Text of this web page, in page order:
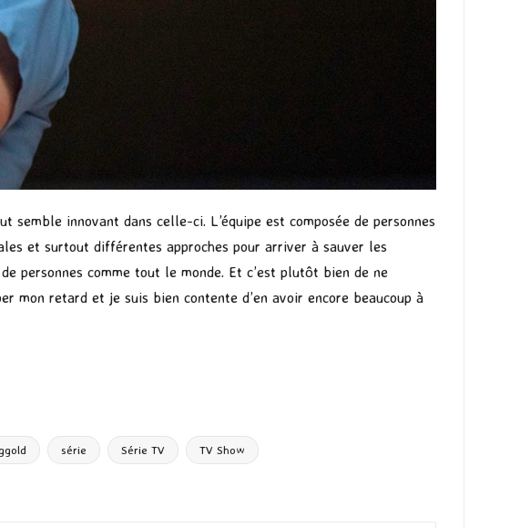
innovant dans celle-ci. L’équipe est composée de personnes
et surtout différentes approches pour arriver à sauver les
personnes comme tout le monde. Et c’est plutôt bien de ne
mon retard et je suis bien contente d’en avoir encore beaucoup à
série Série TV TV Show